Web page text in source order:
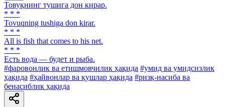
Товуқнинг тушига дон кирар.
* * *
Tovuqning tushiga don kirar.
* * *
All is fish that comes to his net.
* * *
Есть вода — будет и рыба.
#фаровонлик ва етишмовчилик ҳақида #умид ва умидсизлик
ҳақида #ҳайвонлар ва қушлар ҳақида #ризқ-насиба ва
бенасиблик ҳақида